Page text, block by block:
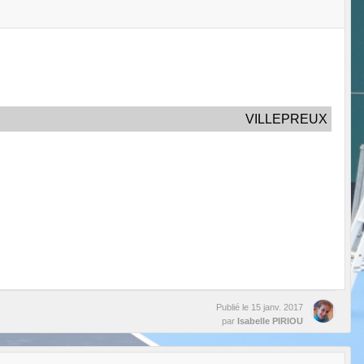
VILLEPREUX
Publié le 15 janv. 2017
par Isabelle PIRIOU